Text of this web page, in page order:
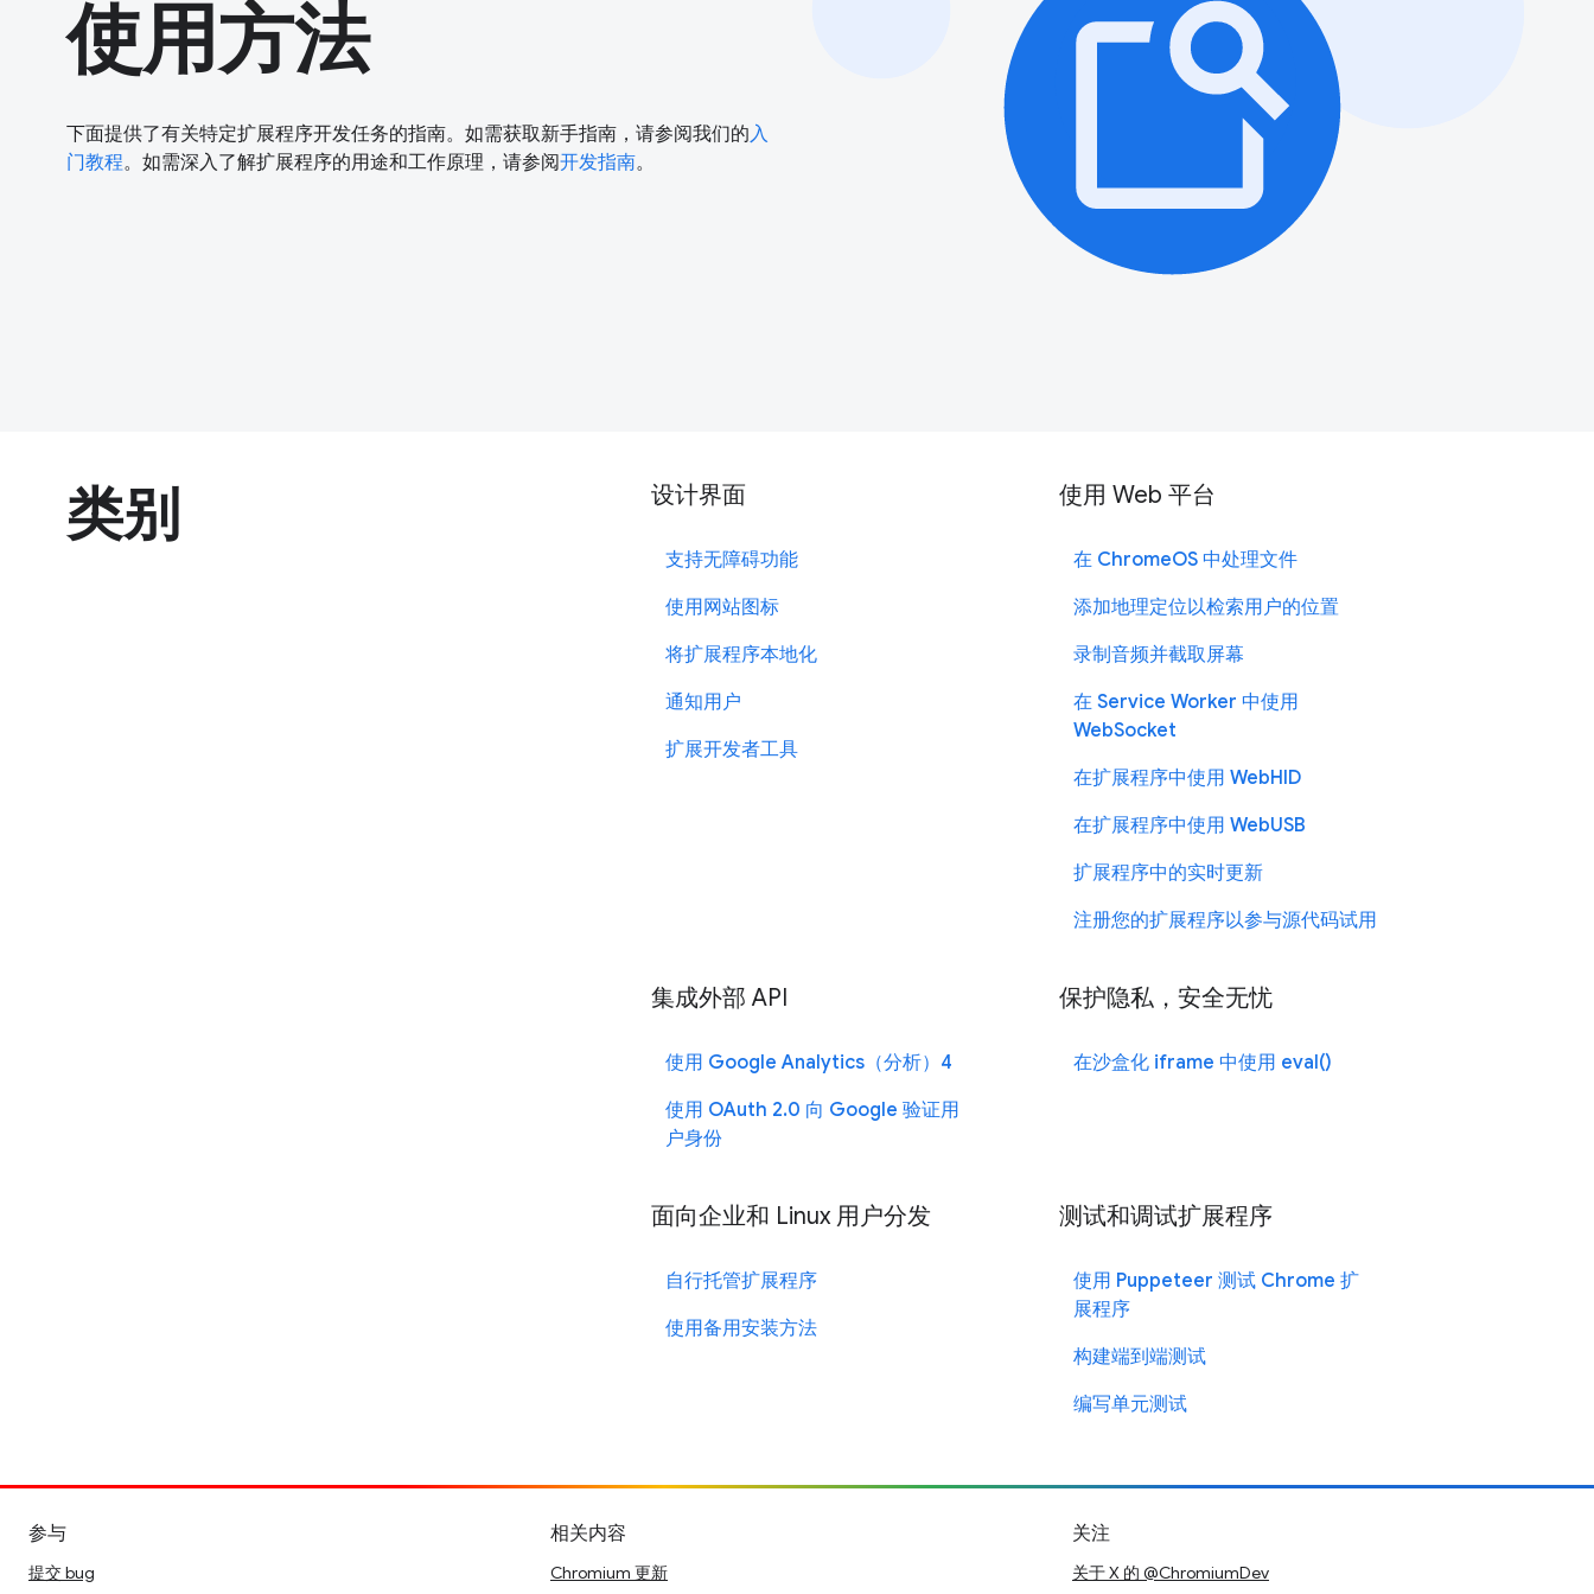
使用方法
下面提供了有关特定扩展程序开发任务的指南。如需获取新手指南，请参阅我们的入
门教程。如需深入了解扩展程序的用途和工作原理，请参阅开发指南。
类别 设计界面
支持无障碍功能
使用网站图标
将扩展程序本地化
通知用户
扩展开发者工具
使用 Web 平台
在 ChromeOS 中处理文件
添加地理定位以检索用户的位置
录制音频并截取屏幕
在 Service Worker 中使用
WebSocket
在扩展程序中使用 WebHID
在扩展程序中使用 WebUSB
扩展程序中的实时更新
注册您的扩展程序以参与源代码试用
集成外部 API
使用 Google Analytics（分析）4
使用 OAuth 2.0 向 Google 验证用
户身份
保护隐私，安全无忧
在沙盒化 iframe 中使用 eval()
面向企业和 Linux 用户分发
自行托管扩展程序
使用备用安装方法
测试和调试扩展程序
使用 Puppeteer 测试 Chrome 扩
展程序
构建端到端测试
编写单元测试
参与
提交 bug
相关内容
Chromium 更新
关注
关于 X 的 @ChromiumDev